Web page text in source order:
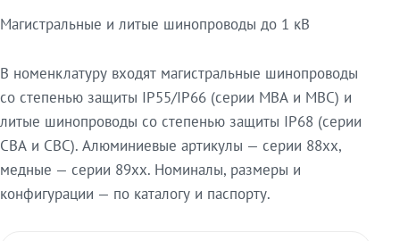
Магистральные и литые шинопроводы до 1 кВ
В номенклатуру входят магистральные шинопроводы
со степенью защиты IP55/IP66 (серии МВА и МВС) и
литые шинопроводы со степенью защиты IP68 (серии
СВА и СВС). Алюминиевые артикулы — серии 88xx,
медные — серии 89xx. Номиналы, размеры и
конфигурации — по каталогу и паспорту.